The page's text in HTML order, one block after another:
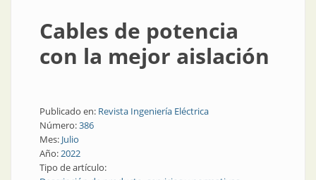
Cables de potencia
con la mejor aislación
Publicado en: Revista Ingeniería Eléctrica
Número:386
Mes: Julio
Año:2022
Tipo de artículo: